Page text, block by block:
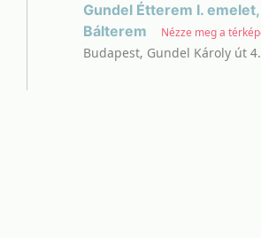
Gundel Étterem I. emelet,
Bálterem
Nézze meg a
Budapest, Gundel Károly út